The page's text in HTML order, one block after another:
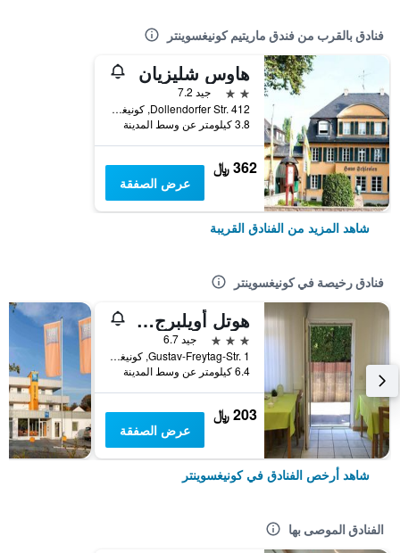
فنادق بالقرب من فندق ماريتيم كونيغسوينتر
هاوس شليزيان
2 نجمتين
جيد 7.2
Dollendorfer Str. 412, كونيغسوينتر, ولاية شمال الراين وستفاليا, ألمانيا
3.8 كيلومتر عن وسط المدينة
362 ﷼
عرض الصفقة
شاهد المزيد من الفنادق القريبة
فنادق رخيصة في كونيغسوينتر
هوتل أويلبرج بدجيت - بون سود كونيجزوينتر
3 نجوم
جيد 6.7
Gustav-Freytag-Str. 1, كونيغسوينتر, ولاية شمال الراين وستفاليا, ألمانيا
6.4 كيلومتر عن وسط المدينة
203 ﷼
عرض الصفقة
شاهد أرخص الفنادق في كونيغسوينتر
الفنادق الموصى بها